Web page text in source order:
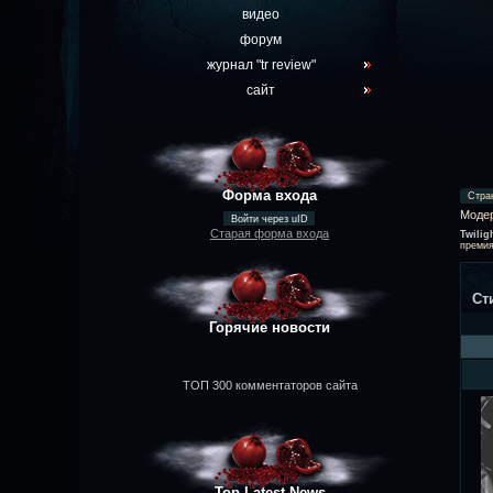
видео
форум
журнал "tr review"
сайт
Форма входа
Войти через uID
Старая форма входа
Горячие новости
ТОП 300 комментаторов сайта